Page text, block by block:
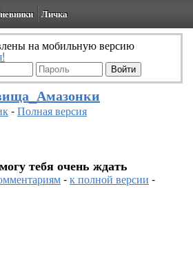
Личка
на мобильную версию
-Полная версия
тебя очень ждать
-к полной версии -